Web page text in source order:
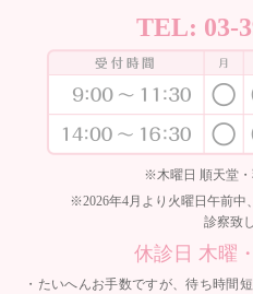
TEL: 03-
※木曜日 順天堂
※2026年4月より火曜日午前中
診察致
休診日 木曜
・たいへんお手数ですが、待ち時間